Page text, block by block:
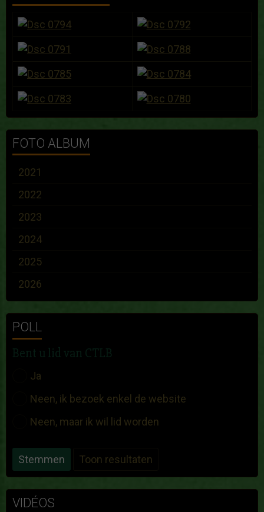
FOTO ALBUM
2021
2022
2023
2024
2025
2026
POLL
Bent u lid van CTLB
Ja
Neen, ik bezoek enkel de website
Neen, maar ik wil lid worden
Stemmen Toon resultaten
VIDÉOS